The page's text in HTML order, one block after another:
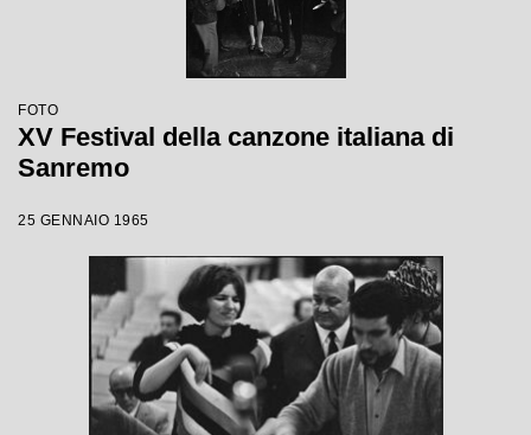
FOTO
XV Festival della canzone italiana di
Sanremo
25 GENNAIO 1965